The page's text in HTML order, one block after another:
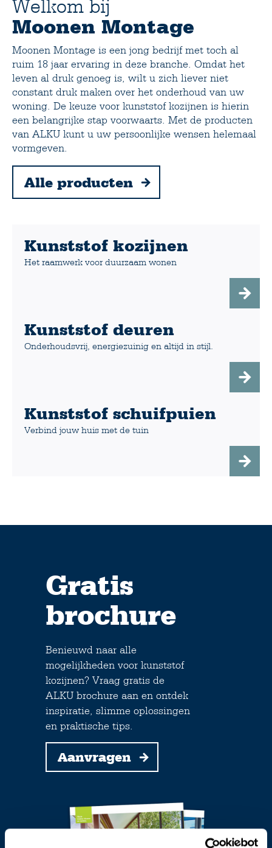
Welkom bij
Moonen Montage
Moonen Montage is een jong bedrijf met toch al
ruim 18 jaar ervaring in deze branche. Omdat het
leven al druk genoeg is, wilt u zich liever niet
constant druk maken over het onderhoud van uw
woning. De keuze voor kunststof kozijnen is hierin
een belangrijke stap voorwaarts. Met de producten
van ALKU kunt u uw persoonlijke wensen helemaal
vormgeven.
Alle producten
Kunststof kozijnen
Het raamwerk voor duurzaam wonen
Kunststof deuren
Onderhoudsvrij, energiezuinig en altijd in stijl.
Kunststof schuifpuien
Verbind jouw huis met de tuin
Gratis
brochure
Benieuwd naar alle
mogelijkheden voor kunststof
kozijnen? Vraag gratis de
ALKU brochure aan en ontdek
inspiratie, slimme oplossingen
en praktische tips.
Aanvragen